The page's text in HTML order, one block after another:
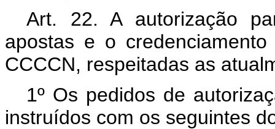
Art. 22. A autorização
apostas e o
CCCCN, respeitadas as
1º Os pedidos de
instruídos com os seguintes